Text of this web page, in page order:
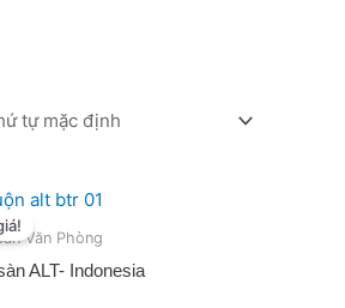
Văn Phòng
ALT- Indonesia
Giá
gốc
là:
Giá
tại
₫160,000.